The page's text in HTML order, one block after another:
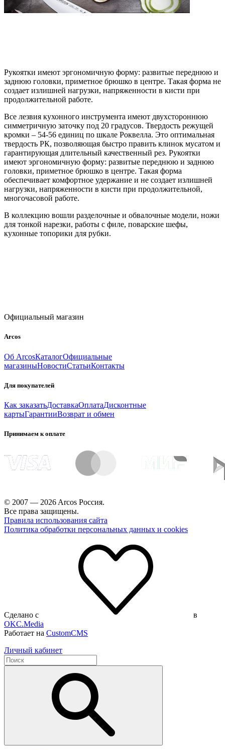
Рукоятки имеют эргономичную форму: развитые переднюю и
заднюю головки, приметное брюшко в центре. Такая форма не
создает излишней нагрузки, напряженности в кисти при
продолжительной работе.
Все лезвия кухонного инструмента имеют двухстороннюю
симметричную заточку под 20 градусов. Твердость режущей
кромки – 54-56 единиц по шкале Роквелла. Это оптимальная
твердость РК, позволяющая быстро править клинок мусатом и
гарантирующая длительный качественный рез. Рукоятки
имеют эргономичную форму: развитые переднюю и заднюю
головки, приметное брюшко в центре. Такая форма
обеспечивает комфортное удержание и не создает излишней
нагрузки, напряженности в кисти при продолжительной,
многочасовой работе.
В коллекцию вошли разделочные и обвалочные модели, ножи
для тонкой нарезки, работы с филе, поварские шефы,
кухонные топорики для рубки.
Официальный магазин
Arcos
Об ArcosКаталогОфициальные
магазиныНовостиСтатьиКонтакты
Для покупателей
Как заказатьДоставкаОплатаДисконтные
картыГарантииВозврат и обмен
Принимаем к оплате
© 2007 — 2026 Arcos Россия.
Все права защищены.
Правила использования сайта
Политика обработки персональных данных и cookies
Сделано с
в
OKC.Media
Работает на CustomCMS
Личный кабинет